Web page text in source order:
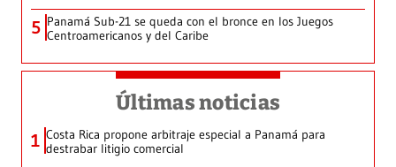
5 Panamá Sub-21 se queda con el bronce en los Juegos
Centroamericanos y del Caribe
Últimas noticias
1 Costa Rica propone arbitraje especial a Panamá para
destrabar litigio comercial